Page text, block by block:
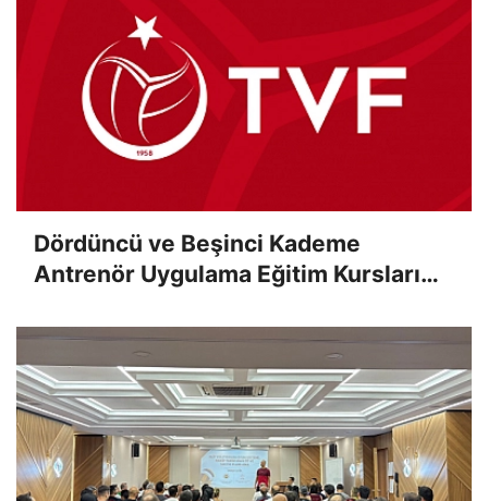
Dördüncü ve Beşinci Kademe
Antrenör Uygulama Eğitim Kursları